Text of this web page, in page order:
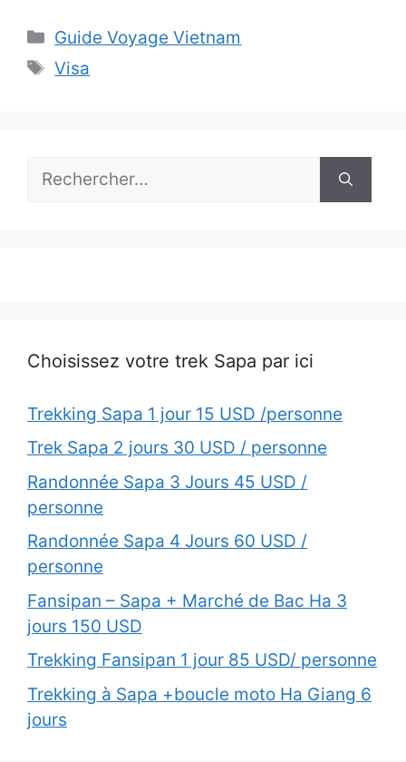
Catégories
Guide Voyage Vietnam
Étiquettes
Visa
Rechercher :
Choisissez votre trek Sapa par ici
Trekking Sapa 1 jour 15 USD /personne
Trek Sapa 2 jours 30 USD / personne
Randonnée Sapa 3 Jours 45 USD /
personne
Randonnée Sapa 4 Jours 60 USD /
personne
Fansipan – Sapa + Marché de Bac Ha 3
jours 150 USD
Trekking Fansipan 1 jour 85 USD/ personne
Trekking à Sapa +boucle moto Ha Giang 6
jours